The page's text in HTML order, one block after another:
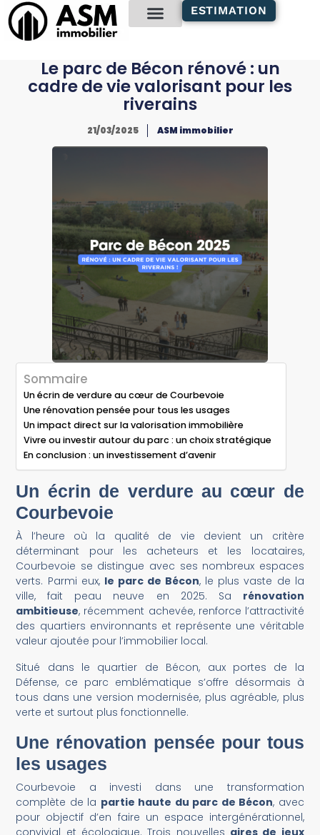
principal
ESTIMATION
Le parc de Bécon rénové : un
cadre de vie valorisant pour les
riverains
21/03/2025 ASM immobilier
Sommaire
Un écrin de verdure au cœur de Courbevoie
Une rénovation pensée pour tous les usages
Un impact direct sur la valorisation immobilière
Vivre ou investir autour du parc : un choix stratégique
En conclusion : un investissement d’avenir
Un écrin de verdure au cœur de
Courbevoie
À l’heure où la qualité de vie devient un critère
déterminant pour les acheteurs et les locataires,
Courbevoie se distingue avec ses nombreux espaces
verts. Parmi eux, le parc de Bécon, le plus vaste de la
ville, fait peau neuve en 2025. Sa rénovation
ambitieuse, récemment achevée, renforce l’attractivité
des quartiers environnants et représente une véritable
valeur ajoutée pour l’immobilier local.
Situé dans le quartier de Bécon, aux portes de la
Défense, ce parc emblématique s’offre désormais à
tous dans une version modernisée, plus agréable, plus
verte et surtout plus fonctionnelle.
Une rénovation pensée pour tous
les usages
Courbevoie a investi dans une transformation
complète de la partie haute du parc de Bécon, avec
pour objectif d’en faire un espace intergénérationnel,
convivial et écologique. Trois nouvelles aires de jeux